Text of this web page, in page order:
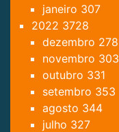
janeiro 307
2022 3728
dezembro 278
novembro 303
outubro 331
setembro 353
agosto 344
julho 327